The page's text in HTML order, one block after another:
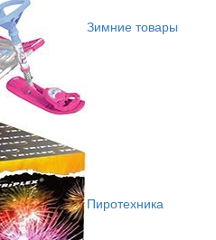
Зимние товары
Пиротехника